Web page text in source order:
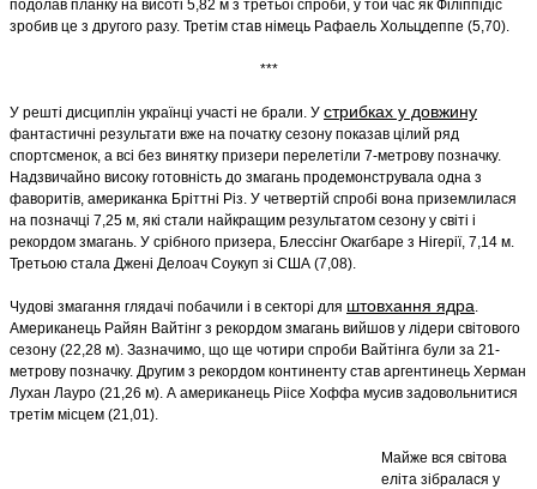
подолав планку на висоті 5,82 м з третьої спроби, у той час як Філіппідіс
зробив це з другого разу. Третім став німець Рафаель Хольцдеппе (5,70).
***
У решті дисциплін українці участі не брали. У стрибках у довжину
фантастичні результати вже на початку сезону показав цілий ряд
спортсменок, а всі без винятку призери перелетіли 7-метрову позначку.
Надзвичайно високу готовність до змагань продемонструвала одна з
фаворитів, американка Бріттні Різ. У четвертій спробі вона приземлилася
на позначці 7,25 м, які стали найкращим результатом сезону у світі і
рекордом змагань. У срібного призера, Блессінг Окагбаре з Нігерії, 7,14 м.
Третьою стала Джені Делоач Соукуп зі США (7,08).
Чудові змагання глядачі побачили і в секторі для штовхання ядра
Американець Райян Вайтінг з рекордом змагань вийшов у лідери світового
сезону (22,28 м). Зазначимо, що ще чотири спроби Вайтінга були за 21-
метрову позначку. Другим з рекордом континенту став аргентинець Херман
Лухан Лауро (21,26 м). А американець Ріісе Хоффа мусив задовольнитися
третім місцем (21,01).
Майже вся світова
еліта зібралася у